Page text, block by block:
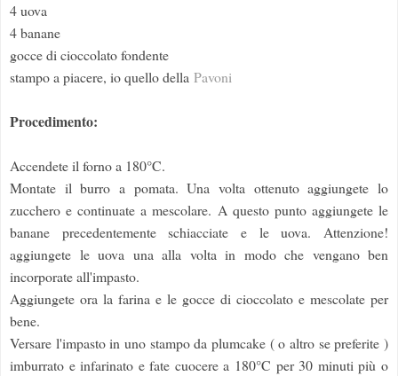
4 uova
4 banane
gocce di cioccolato fondente
stampo a piacere, io quello della Pavoni
Procedimento:
Accendete il forno a 180°C.
Montate il burro a pomata. Una volta ottenuto aggiungete lo
zucchero e continuate a mescolare. A questo punto aggiungete le
banane precedentemente schiacciate e le uova. Attenzione!
aggiungete le uova una alla volta in modo che vengano ben
incorporate all'impasto.
Aggiungete ora la farina e le gocce di cioccolato e mescolate per
bene.
Versare l'impasto in uno stampo da plumcake ( o altro se preferite )
imburrato e infarinato e fate cuocere a 180°C per 30 minuti più o